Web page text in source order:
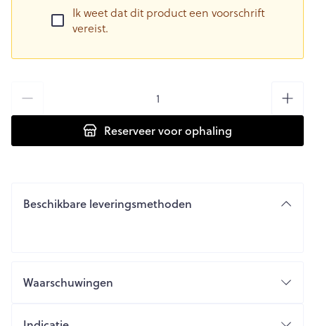
Ik weet dat dit product een voorschrift
vereist.
Reserveervoor ophaling
Beschikbare leveringsmethoden
Waarschuwingen